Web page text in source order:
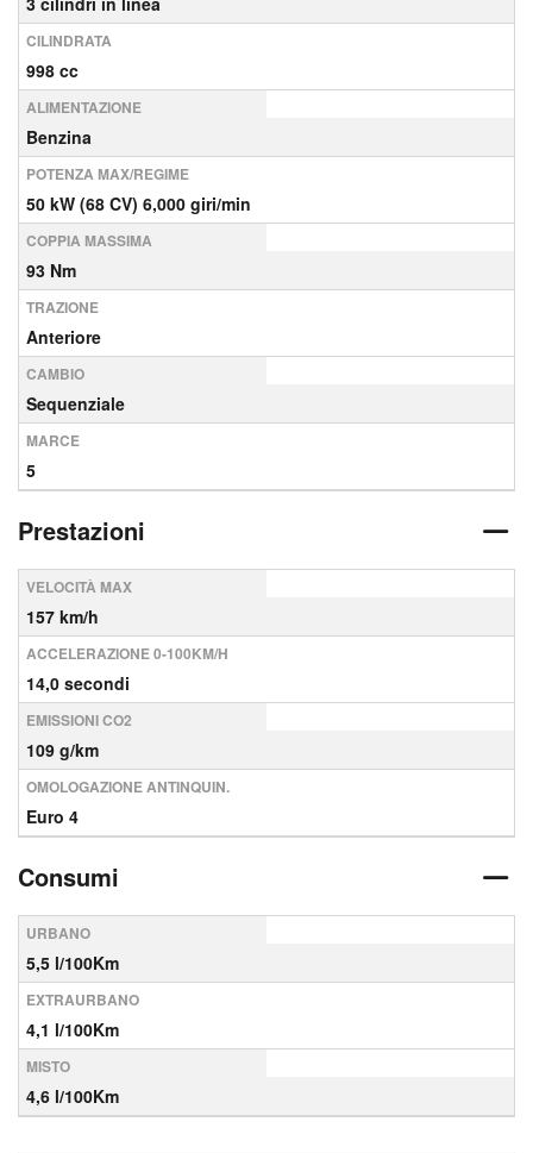
CILINDRATA
998 cc
ALIMENTAZIONE
Benzina
POTENZA MAX/REGIME
50 kW (68 CV) 6,000 giri/min
COPPIA MASSIMA
93 Nm
TRAZIONE
Anteriore
CAMBIO
Sequenziale
MARCE
5
Prestazioni
VELOCITÀ MAX
157 km/h
ACCELERAZIONE 0-100KM/H
14,0 secondi
EMISSIONI CO2
109 g/km
OMOLOGAZIONE ANTINQUIN.
Euro 4
Consumi
URBANO
5,5 l/100Km
EXTRAURBANO
4,1 l/100Km
MISTO
4,6 l/100Km